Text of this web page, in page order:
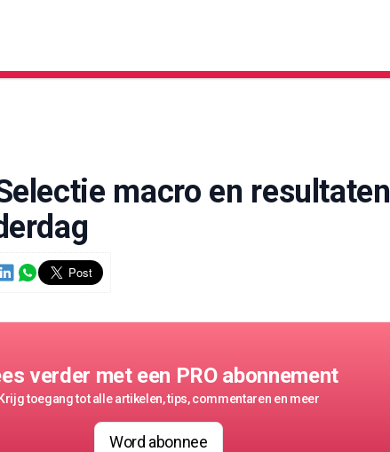
macro en resultaten
verder met een PRO abonnement
Krijg toegang tot alle artikelen, tips, commentaren en meer
Word abonnee